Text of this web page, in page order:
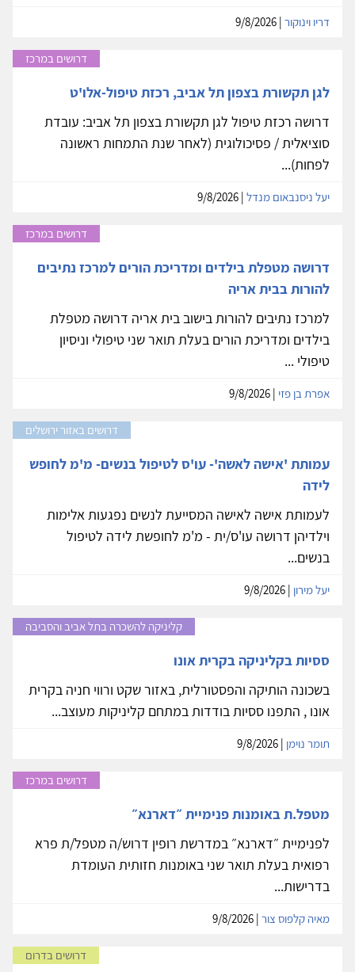
דריו וינוקור
דרושים במרכז
לגן תקשורת בצפון תל אביב, רכזת טיפול-אלו'ט
דרושה רכזת טיפול לגן תקשורת בצפון תל אביב: עובדת
סוציאלית / פסיכולוגית (לאחר שנת התמחות ראשונה
לפחות)...
יעל ניסנבאום מנדל
דרושים במרכז
דרושה מטפלת בילדים ומדריכת הורים למרכז נתיבים
להורות בבית אריה
למרכז נתיבים להורות בישוב בית אריה דרושה מטפלת
בילדים ומדריכת הורים בעלת תואר שני טיפולי וניסיון
טיפולי ...
אפרת בן פזי
דרושים באזור ירושלים
עמותת 'אישה לאשה'- עו'ס לטיפול בנשים- מ'מ לחופש
לידה
לעמותת אישה לאישה המסייעת לנשים נפגעות אלימות
וילדיהן דרושה עו'ס/ית - מ'מ לחופשת לידה לטיפול
בנשים...
יעל מירון
קליניקה להשכרה בתל אביב והסביבה
ססיות בקליניקה בקרית אונו
בשכונה הותיקה והפסטורלית, באזור שקט ורווי חניה בקרית
אונו , התפנו ססיות בודדות במתחם קליניקות מעוצב...
תומר נוימן
דרושים במרכז
מטפל.ת באומנות פנימיית ״דארנא״
לפנימיית ״דארנא״ במדרשת רופין דרוש/ה מטפל/ת פרא
רפואית בעלת תואר שני באומנות חזותית העומדת
בדרישות...
מאיה קלפוס צור
דרושים בדרום